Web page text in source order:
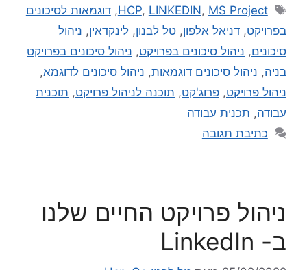
HCP, LINKEDIN, MS Project
,דוגמאות לסיכונים
בפרויקט, דניאל אלפון, טל לבנון, לינקדאין, ניהול
סיכונים, ניהול סיכונים בפרויקט, ניהול סיכונים בפרויקט
בניה, ניהול סיכונים דוגמאות, ניהול סיכונים לדוגמא,
ניהול פרויקט, פרוג'קט, תוכנה לניהול פרויקט, תוכנית
עבודה, תכנית עבודה
כתיבת תגובה
ניהול פרויקט החיים שלנו
ב- LinkedIn